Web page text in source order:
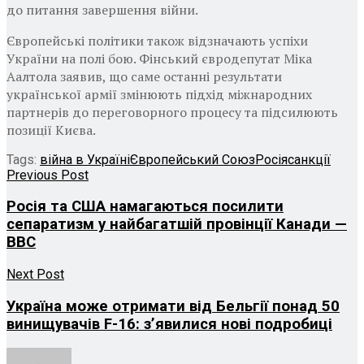
до питання завершення війни.
Європейські політики також відзначають успіхи
України на полі бою. Фінський євродепутат Міка
Аалтола заявив, що саме останні результати
української армії змінюють підхід міжнародних
партнерів до переговорного процесу та підсилюють
позиції Києва.
Tags: війна в УкраїніЄвропейський СоюзРосіясанкції
Previous Post
Росія та США намагаються посилити
сепаратизм у найбагатшій провінції Канади —
BBC
Next Post
Україна може отримати від Бельгії понад 50
винищувачів F-16: з’явилися нові подробиці